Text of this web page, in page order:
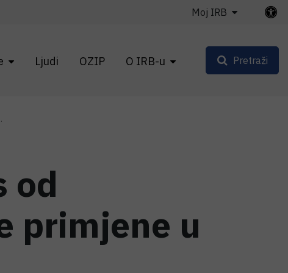
Ljudi OZIP O IRB-u
Moj IRB
Pretraži
od
primjene u